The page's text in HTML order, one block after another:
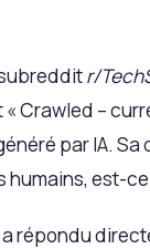
r/
Crawled –
par IA. Sa
est-
répondu